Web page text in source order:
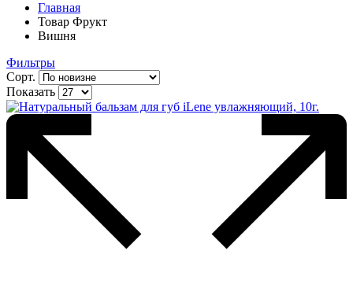
Главная
Товар Фрукт
Вишня
Фильтры
Сорт.
Показать